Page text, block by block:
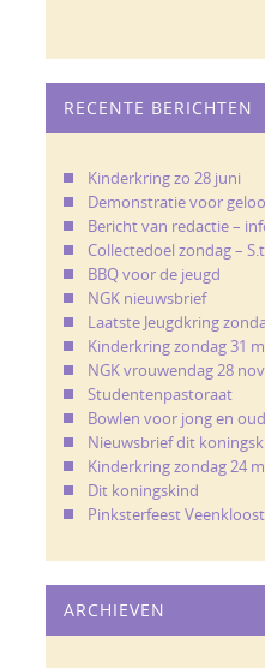
RECENTE BERICHTEN
Kinderkring zo 28 juni
Demonstratie voor
Bericht van redactie –
Collectedoel zondag –
BBQ voor de jeugd
NGK nieuwsbrief
Laatste Jeugdkring
Kinderkring zondag 31
NGK vrouwendag 28
Studentenpastoraat
Bowlen voor jong en
Nieuwsbrief dit
Kinderkring zondag 24
Dit koningskind
Pinksterfeest
ARCHIEVEN